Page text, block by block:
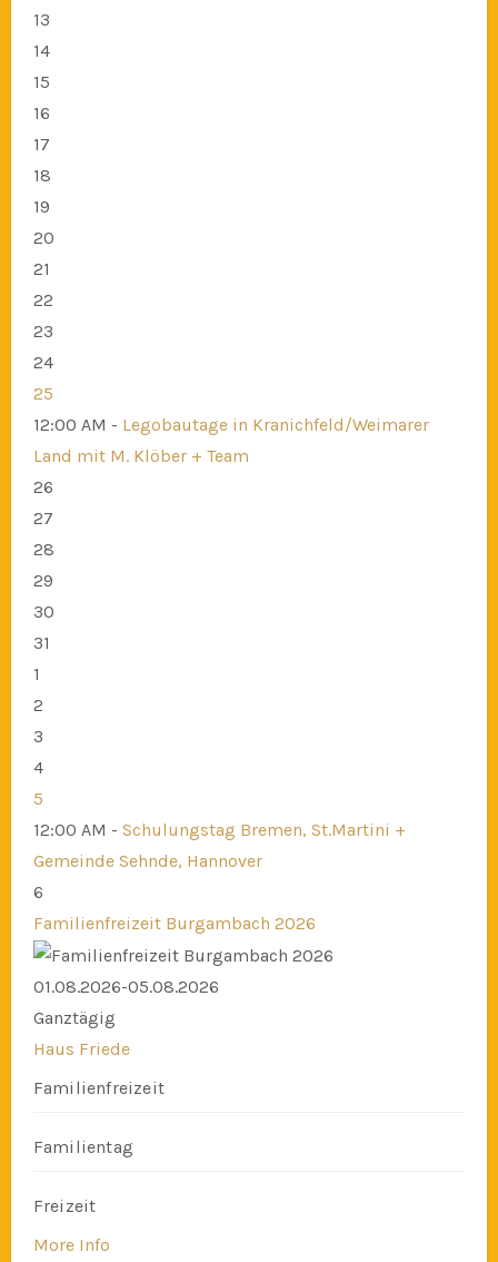
13
14
15
16
17
18
19
20
21
22
23
24
25
12:00 AM - Legobautage in Kranichfeld/Weimarer
Land mit M. Klöber + Team
26
27
28
29
30
31
1
2
3
4
5
12:00 AM - Schulungstag Bremen, St.Martini +
Gemeinde Sehnde, Hannover
6
Familienfreizeit Burgambach 2026
01.08.2026-05.08.2026
Ganztägig
Haus Friede
Familienfreizeit
Familientag
Freizeit
More Info